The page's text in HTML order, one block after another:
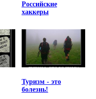
Российские
хаккеры
Туризм - это
болезнь!